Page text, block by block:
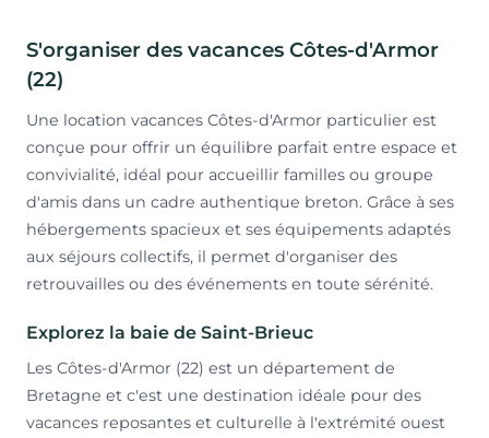
S'organiser des vacances Côtes-d'Armor
(22)
Une location vacances Côtes-d'Armor particulier est
conçue pour offrir un équilibre parfait entre espace et
convivialité, idéal pour accueillir familles ou groupe
d'amis dans un cadre authentique breton. Grâce à ses
hébergements spacieux et ses équipements adaptés
aux séjours collectifs, il permet d'organiser des
retrouvailles ou des événements en toute sérénité.
Explorez la baie de Saint-Brieuc
Les Côtes-d'Armor (22) est un département de
Bretagne et c'est une destination idéale pour des
vacances reposantes et culturelle à l'extrémité ouest